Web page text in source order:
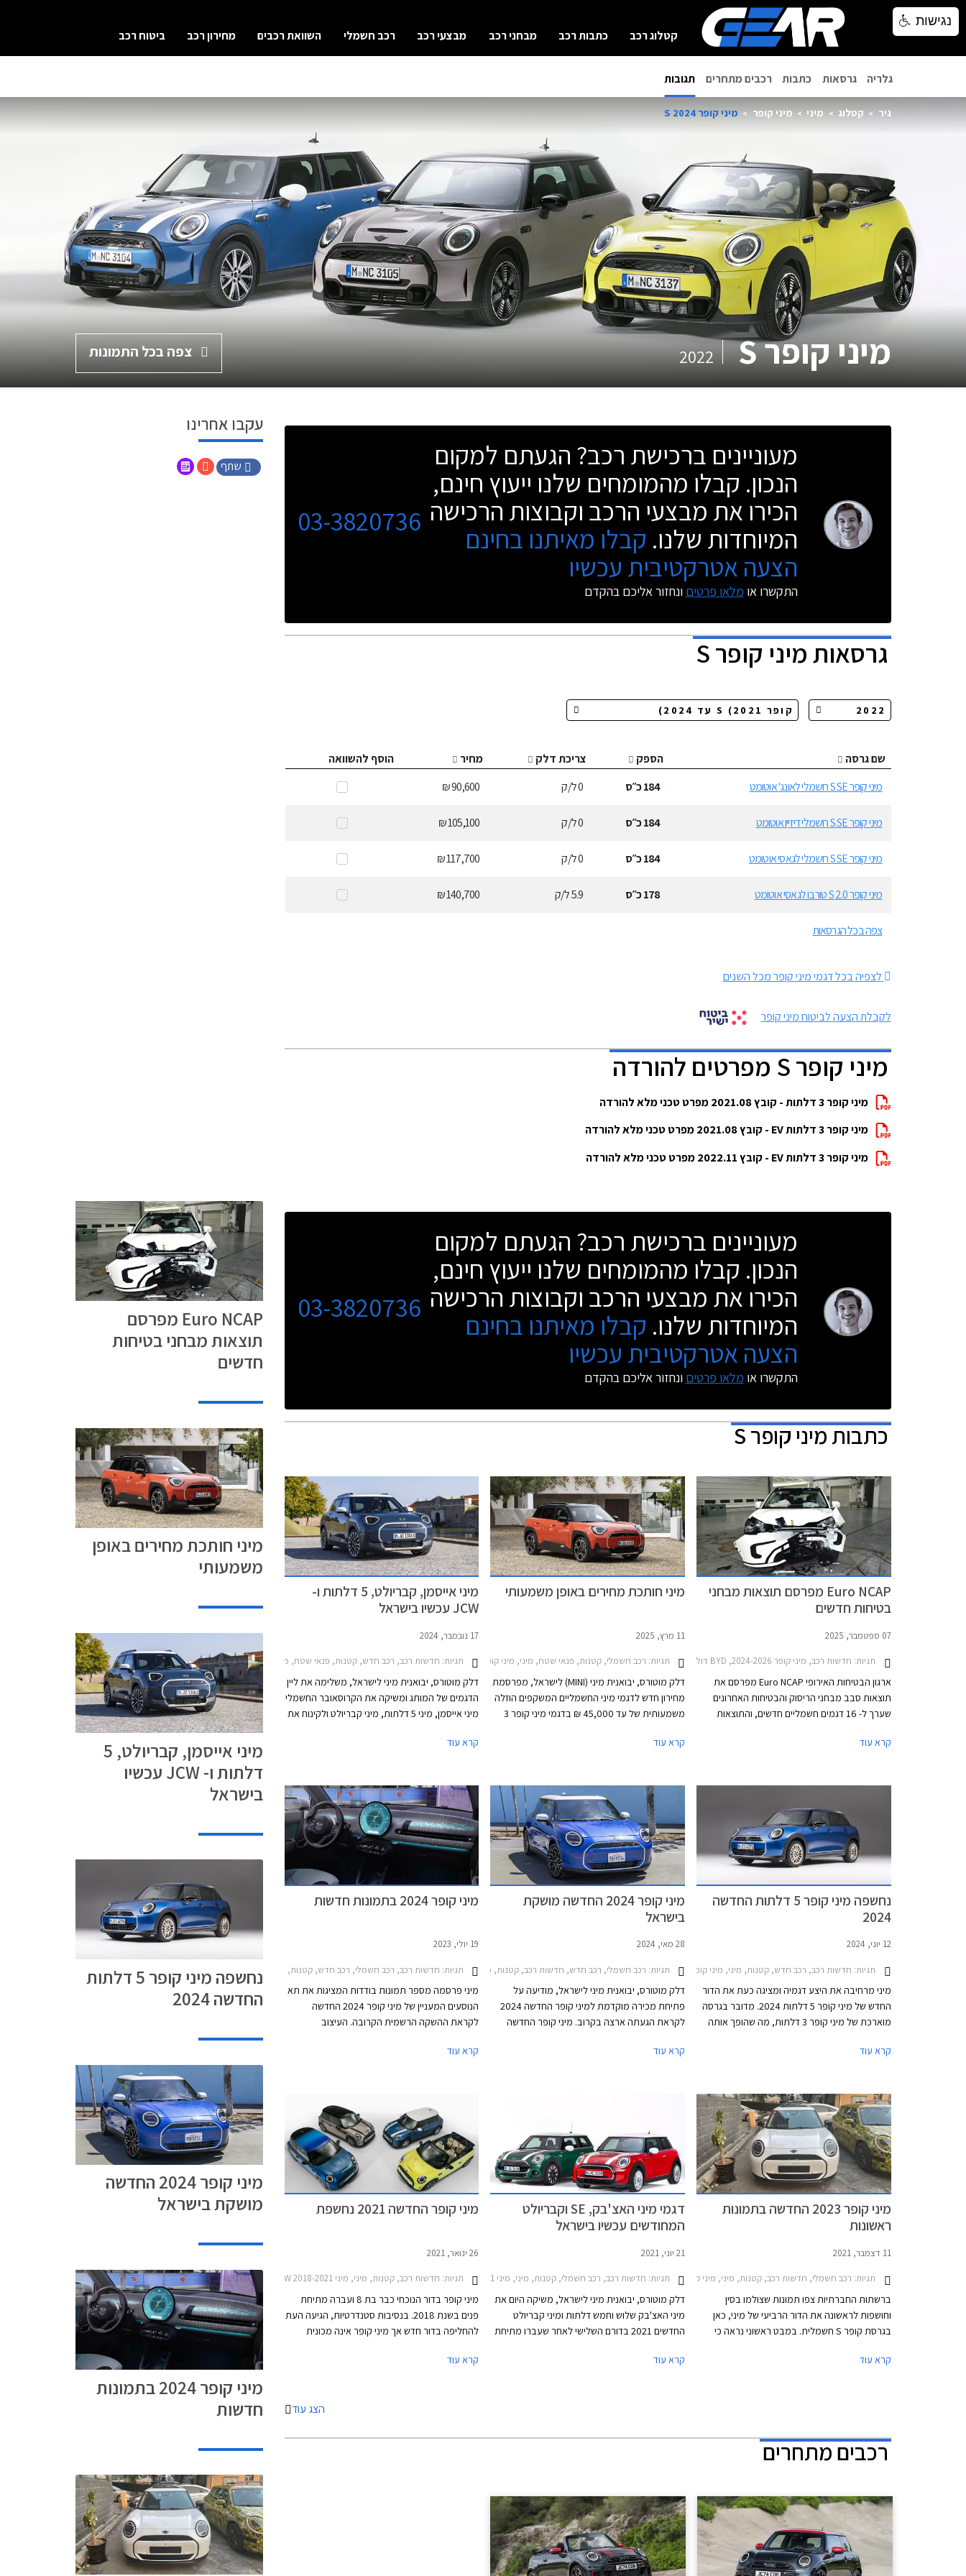
קטלוג רכב כתבות רכב מבחני רכב מבצעי רכב רכב חשמלי השוואת רכבים מחירון רכב ביטוח רכב
גלריה גרסאות כתבות רכבים מתחרים תגובות
גיר קטלוג מיני מיני קופר מיני קופר S 2024
מיני קופר S 2022 צפה בכל התמונות
מעוניינים ברכישת רכב? הגעתם למקום
הנכון. קבלו מהמומחים שלנו ייעוץ חינם,
הכירו את מבצעי הרכב וקבוצות הרכישה
המיוחדות שלנו. קבלו מאיתנו בחינם
הצעה אטרקטיבית עכשיו
התקשרו או מלאו פרטים ונחזור אליכם בהקדם
03-3820736
גרסאותמיני קופר S
שם גרסה הספק צריכת דלק מחיר
הוסף להשוואה
מיני קופר S SE חשמלי לאונג' אוטומט
184כ״ס 0ל/ק 90,600 ₪
מיני קופר S SE חשמלי דיזיין אוטומט 184כ״ס 0ל/ק 105,100 ₪
מיני קופר S SE חשמלי לגאסי אוטומט 184כ״ס 0ל/ק 117,700 ₪
מיני קופר S 2.0 טורבו לגאסי אוטומט 178כ״ס 5.9ל/ק 140,700 ₪
צפה בכל הגרסאות
לצפיה בכל דגמי מיני קופר מכל השנים
לקבלת הצעה לביטוח מיני קופר
מיני קופר S מפרטים להורדה
מיני קופר 3 דלתות - קובץ 2021.08 מפרט טכני מלא להורדה
מיני קופר 3 דלתות EV - קובץ 2021.08 מפרט טכני מלא להורדה
מיני קופר 3 דלתות EV - קובץ 2022.11 מפרט טכני מלא להורדה
עקבו אחרינו
שתף
מעוניינים ברכישת רכב? הגעתם למקום
הנכון. קבלו מהמומחים שלנו ייעוץ חינם,
הכירו את מבצעי הרכב וקבוצות הרכישה
המיוחדות שלנו. קבלו מאיתנו בחינם
הצעה אטרקטיבית עכשיו
התקשרו או מלאו פרטים ונחזור אליכם בהקדם
03-3820736
כתבותמיני קופר S
Euro NCAP מפרסם תוצאות מבחני
בטיחות חדשים
07 ספטמבר, 2025
תגיות: חדשות רכב, מיני קופר 2024-2026, BYD דולפין סרף 2025-2026, איון V 2025-2026, אאודי Q4 e-tron 2022-2026, לינק אנד קו 08 2025-2026, פולקסווגן ID. Buzz 2025-2026, ב.מ.וו סדרה 1 חמש דלתות 2024-2026, מיני אייסמן 2024-2026רכב חשמלי
ארגון הבטיחות האירופי Euro NCAP מפרסם את
תוצאות סבב מבחני הריסוק והבטיחות האחרונים
שערך ל- 16 דגמים חשמליים חדשים, והתוצאות
ביניהם רכבים של מותגים חדשים מסין ומטורקיה
קרא עוד
מיני חותכת מחירים באופן משמעותי
11 מרץ, 2025
תגיות: רכב חשמלי, קטנות, פנאי שטח, מיני, מיני קופר 2024-2026, מיני אייסמן 2024-2026, רכב חשמלימחירון רכב
דלק מוטורס, יבואנית מיני (MINI) לישראל, מפרסמת
מחירון חדש לדגמי מיני החשמליים המשקפים הוזלה
משמעותית של עד 45,000 ₪ בדגמי מיני קופר 3
המהלך מגיע על רקע היקף מכירות נמוך ורצון
קרא עוד
מיני אייסמן, קבריולט, 5 דלתות ו-
JCW עכשיו בישראל
17 נובמבר, 2024
תגיות: חדשות רכב, רכב חדש, קטנות, פנאי שטח, מיני, מיני JCW 2024-2026, מיני קופר 2024-2026, מיני קופר חמש דלתות 2024-2026, מיני JCW קבריולט 2024-2026, מיני אייסמן 2024-2026, מיני קופר קבריולט 2024-2026מחירון רכב
דלק מוטורס, יבואנית מיני לישראל, משלימה את ליין
הדגמים של המותג ומשיקה את הקרוסאובר החשמלי
מיני אייסמן, מיני 5 דלתות, מיני קבריולט ולקינוח את
קרא עוד
נחשפה מיני קופר 5 דלתות החדשה
2024
12 יוני, 2024
תגיות: חדשות רכב, רכב חדש, קטנות, מיני, מיני קופר S חמש דלתות 2021-2024, מיני קופר חמש דלתות 2021-2024מיני קופר חמש דלתות 2024-2026
מיני מרחיבה את היצע דגמיה ומציגה כעת את הדור
החדש של מיני קופר 5 דלתות 2024. מדובר בגרסה
מוארכת של מיני קופר 3 דלתות, מה שהופך אותה
לישראל בתחילת שנת 2025.
קרא עוד
מיני קופר 2024 החדשה מושקת
בישראל
28 מאי, 2024
תגיות: רכב חשמלי, רכב חדש, חדשות רכב, קטנות, מיני, מיני קופר 2021-2024, מיני קופר S 2021-2024, מיני קופר 2024-2026, רכב חשמלימחירון רכב
דלק מוטורס, יבואנית מיני לישראל, מודיעה על
פתיחת מכירה מוקדמת למיני קופר החדשה 2024
לקראת הגעתה ארצה בקרוב. מיני קופר החדשה
הפעם מוסיפה תא נוסעים מתקדם וטכנולוגי באופן
קרא עוד
מיני קופר 2024 בתמונות חדשות
19 יולי, 2023
תגיות: חדשות רכב, רכב חשמלי, רכב חדש, קטנות, מיני, מיני קופר 2021-2024, מיני קופר S 2021-2024, מיני קופר 2024-2026, רכב חשמלירכב חשמלי עתידי
מיני פרסמה מספר תמונות בודדות המציגות את תא
הנוסעים המעניין של מיני קופר 2024 החדשה
לקראת ההשקה הרשמית הקרובה. העיצוב
טכנולוגיה מתקדמת לצד חומרים ממוחזרים, צבעים
קרא עוד
מיני קופר 2023 החדשה בתמונות
ראשונות
11 דצמבר, 2021
תגיות: רכב חשמלי, חדשות רכב, קטנות, מיני, מיני קופר 2018-2021, מיני קופר S 2018-2021מיני קופר 2024-2026
ברשתות החברתיות צפו תמונות שצולמו בסין
וחושפות לראשונה את הדור הרביעי של מיני, כאן
בגרסת קופר S חשמלית. במבט ראשוני נראה כי
החדש שינויים משמעותיים בתא הנוסעים ובחלק
קרא עוד
דגמי מיני האצ'בק, SE וקבריולט
המחודשים עכשיו בישראל
21 יוני, 2021
תגיות: חדשות רכב, רכב חשמלי, קטנות, מיני, מיני JCW 2018-2021, מיני קופר 2018-2021, מיני קופר S 2018-2021, מיני קופר S חמש דלתות 2018-2021, מיני קופר חמש דלתות 2018-2021, מיני JCW 2021-2024, מיני קופר 2021-2024, מיני קופר S 2021-2024, מיני One 2018-2021, מיני One חמש דלתות 2018-2021, מיני קבריולט קופר 2018-2021, מיני קבריולט קופר S 2018-2021, מיני One 2021-2024, מיני One חמש דלתות 2021-2024, מיני JCW קבריולט 2021-2023מיני קופר קבריולט 2021-2024
דלק מוטורס, יבואנית מיני לישראל, משיקה היום את
מיני האצ'בק שלוש וחמש דלתות ומיני קבריולט
החדשים 2021 בדורם השלישי לאחר שעברו מתיחת
מתיחת פנים ראשונה. עיצוב הרטרו נותר נאמן
הערפל. גופי התאורה עם רקע שחור מבריק מכילים
בכל רמות האבזור. מהצד ניתן להבחין בחישוקי 17 ו-
18 אינץ' חדשים, וצבעי מרכב חדשים לרבות צביעה
רב גונית לגג המשלבת שני צבעים.
קרא עוד
מיני קופר החדשה 2021 נחשפת
26 ינואר, 2021
תגיות: חדשות רכב, קטנות, מיני, מיני JCW 2018-2021, מיני קופר 2018-2021, מיני קופר חמש דלתות 2018-2021, מיני JCW 2021-2024, מיני קופר 2021-2024, מיני קופר S 2021-2024, מיני קופר S חמש דלתות 2021-2024, מיני קופר חמש דלתות 2021-2024, מיני קבריולט קופר 2018-2021, מיני One 2021-2024, מיני One חמש דלתות 2021-2024, מיני JCW קבריולט 2021-2023מיני קופר S קבריולט 2021-2024
מיני קופר בדור הנוכחי כבר בת 8 ועברה מתיחת
פנים בשנת 2018. בנסיבות סטנדרטיות, הגיעה העת
להחליפה בדור חדש אך מיני קופר אינה מכונית
מותי. על כן, בעלת הבית הבווארית מוצאת לנכון
קרא עוד
הצג עוד
רכבים מתחרים
Euro NCAP מפרסם
תוצאות מבחני בטיחות
חדשים
מיני חותכת מחירים באופן
משמעותי
מיני אייסמן, קבריולט, 5
דלתות ו- JCW עכשיו
בישראל
נחשפה מיני קופר 5 דלתות
החדשה 2024
מיני קופר 2024 החדשה
מושקת בישראל
מיני קופר 2024 בתמונות
חדשות
נגישות
נגישות